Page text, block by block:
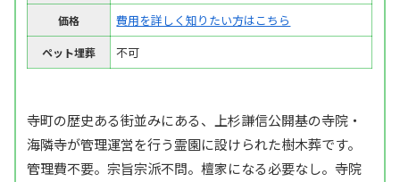
価格 費用を詳しく知りたい方はこちら
ペット埋葬 不可
寺町の歴史ある街並みにある、上杉謙信公開基の寺院・
海隣寺が管理運営を行う霊園に設けられた樹木葬です。
管理費不要。宗旨宗派不問。檀家になる必要なし。寺院